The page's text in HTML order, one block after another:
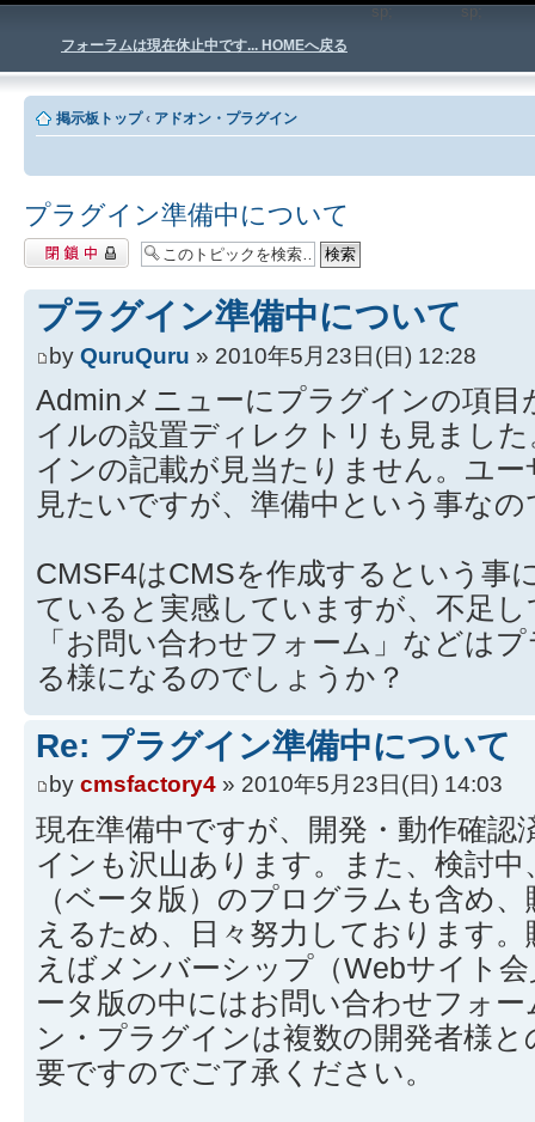
フォーラムは現在休止中です... HOMEへ戻る
sp;
掲示板トップ ‹ アドオン・プラグイン
プラグイン準備中について
閉鎖中トピック
プラグイン準備中について
by QuruQuru » 2010年5月23日(日) 12:28
Adminメニューにプラグインの項
イルの設置ディレクトリも見まし
インの記載が見当たりません。ユ
見たいですが、準備中という事な
CMSF4はCMSを作成するという事
ていると実感していますが、不足
「お問い合わせフォーム」などは
る様になるのでしょうか？
Re: プラグイン準備中について
by cmsfactory4 » 2010年5月23日(日) 14:03
現在準備中ですが、開発・動作確
インも沢山あります。また、検討
（ベータ版）のプログラムも含め
えるため、日々努力しております
えばメンバーシップ（Webサイト
ータ版の中にはお問い合わせフォ
ン・プラグインは複数の開発者様
要ですのでご了承ください。